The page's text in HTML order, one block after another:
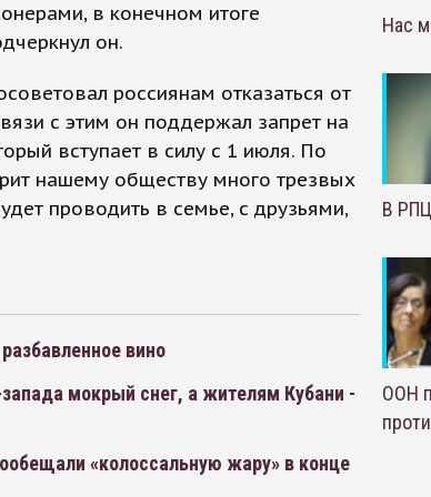
в конечном итоге
он.
россиянам отказаться от
с этим он поддержал запрет на
вступает в силу с 1 июля. По
нашему обществу много трезвых
проводить в семье, с друзьями,
вино
мокрый снег, а жителям Кубани -
«колоссальную жару» в конце
Нас
В
ООН